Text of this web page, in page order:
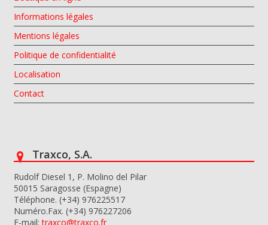
Informations légales
Mentions légales
Politique de confidentialité
Localisation
Contact
Traxco, S.A.
Rudolf Diesel 1, P. Molino del Pilar
50015 Saragosse (Espagne)
Téléphone. (+34) 976225517
Numéro.Fax. (+34) 976227206
E-mail:traxco@traxco.fr